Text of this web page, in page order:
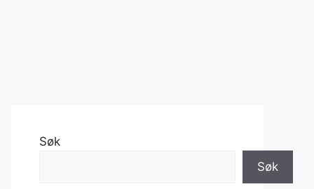
Søk
Søk